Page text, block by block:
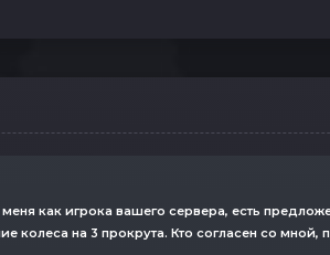
как игрока вашего сервера, есть
колеса на 3 прокрута. Кто согласен со